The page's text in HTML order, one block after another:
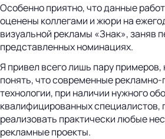
Особенно приятно, что данные
оценены коллегами и жюри на
визуальной рекламы «Знак», заняв
представленных номинациях.
Я привел всего лишь пару
понять, что современные
технологии, при наличии нужного
квалифицированных специалистов,
реализовать практически любые
рекламные проекты.